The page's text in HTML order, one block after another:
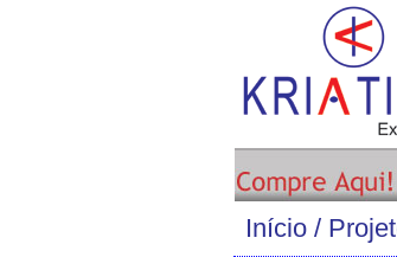
Início /